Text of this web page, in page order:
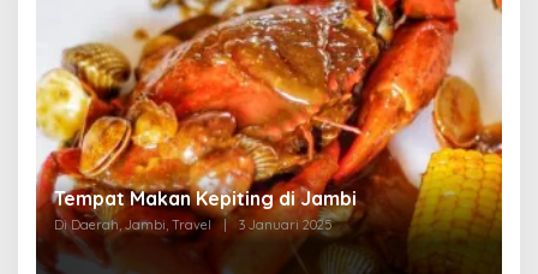
Tempat Makan di Thehok Jambi
Di Daerah, Jambi, Travel 3 Januari 2025